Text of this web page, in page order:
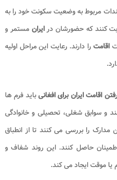
مربوط به وضعیت سکونت خود را به
ثابت کنند که حضورشان درایرانمستمر و
اقامت را دارند. رعایت این مراحل اولیه
اقامت ایران برای افغانیباید فرم ها
و سوابق شغلی، تحصیلی و خانوادگی
مدارک را بررسی می کنند تا از انطباق
حاصل کنند. این روند شفاف و
یا موقت ایجاد می کند.